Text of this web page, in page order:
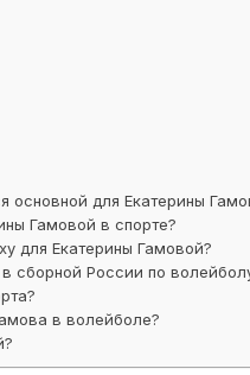
основной для Екатерины
Гамовой в спорте?
для Екатерины Гамовой?
сборной России по
в волейболе?